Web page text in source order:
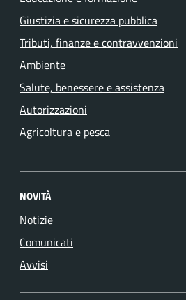
Giustizia e sicurezza pubblica
Tributi, finanze e contravvenzioni
Ambiente
Salute, benessere e assistenza
Autorizzazioni
Agricoltura e pesca
NOVITÀ
Notizie
Comunicati
Avvisi